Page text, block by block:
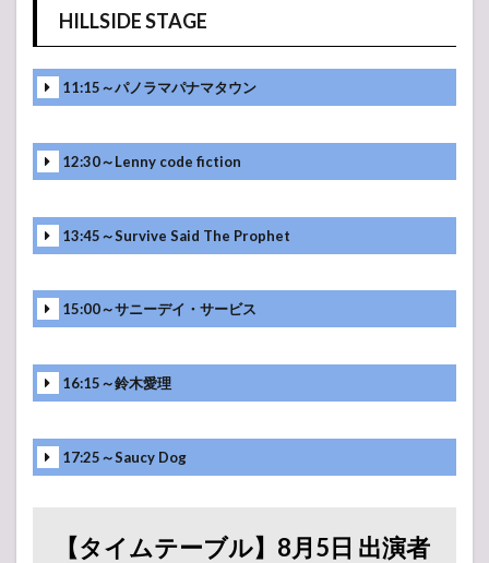
HILLSIDE STAGE
11:15～パノラマパナマタウン
12:30～Lenny code fiction
13:45～Survive Said The Prophet
15:00～サニーデイ・サービス
16:15～鈴木愛理
17:25～Saucy Dog
【タイムテーブル】8月5日 出演者